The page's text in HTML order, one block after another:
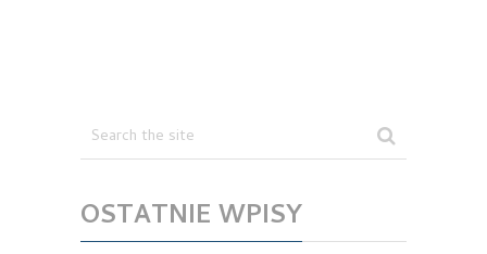
OSTATNIE WPISY